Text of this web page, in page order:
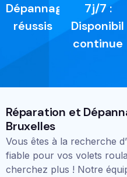
Dépannages
réussis
7j/7 :
continue
Réparation et
Bruxelles
Vous êtes à la recherche
fiable pour vos volets
cherchez plus ! Notre